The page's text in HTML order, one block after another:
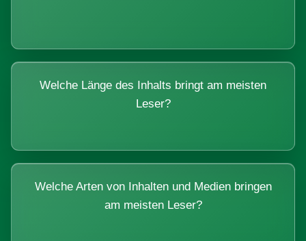
Welche Länge des Inhalts bringt am meisten
Leser?
Welche Arten von Inhalten und Medien bringen
am meisten Leser?